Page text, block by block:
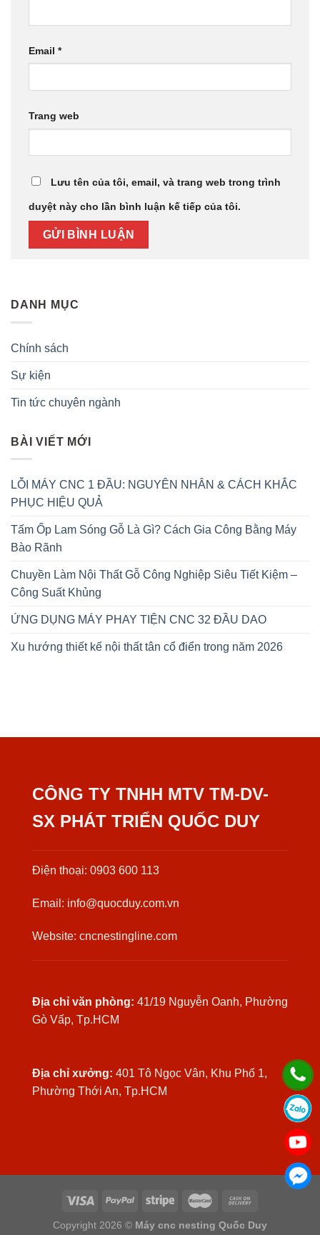
Email *
Trang web
Lưu tên của tôi, email, và trang web trong trình
duyệt này cho lần bình luận kế tiếp của tôi.
DANH MỤC
Chính sách
Sự kiện
Tin tức chuyên ngành
BÀI VIẾT MỚI
LỖI MÁY CNC 1 ĐẦU: NGUYÊN NHÂN & CÁCH KHẮC
PHỤC HIỆU QUẢ
Tấm Ốp Lam Sóng Gỗ Là Gì? Cách Gia Công Bằng Máy
Bào Rãnh
Chuyền Làm Nội Thất Gỗ Công Nghiệp Siêu Tiết Kiệm –
Công Suất Khủng
ỨNG DỤNG MÁY PHAY TIỆN CNC 32 ĐẦU DAO
Xu hướng thiết kế nội thất tân cổ điển trong năm 2026
CÔNG TY TNHH MTV TM-DV-
SX PHÁT TRIỂN QUỐC DUY
Điện thoại: 0903 600 113
Email: info@quocduy.com.vn
Website: cncnestingline.com
Địa chỉ văn phòng: 41/19 Nguyễn Oanh, Phường
Gò Vấp, Tp.HCM
Địa chỉ xưởng: 401 Tô Ngọc Vân, Khu Phố 1,
Phường Thới An, Tp.HCM
Copyright 2026 © Máy cnc nesting Quốc Duy